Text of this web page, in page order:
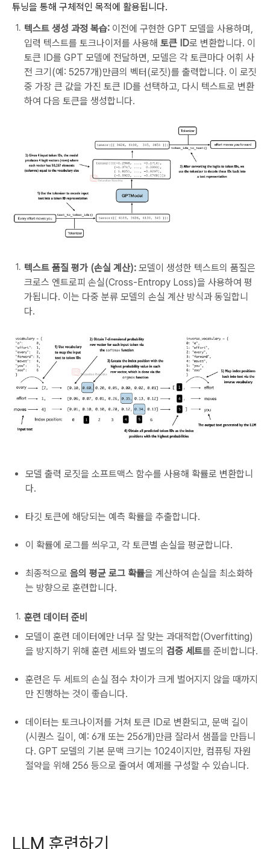
튜닝을 통해 구체적인 목적에 활용됩니다.
텍스트 생성 과정 복습: 이전에 구현한 GPT 모델을 사용하며,
입력 텍스트를 토크나이저를 사용해 토큰 ID로 변환합니다. 이
토큰 ID를 GPT 모델에 전달하면, 모델은 각 토큰마다 어휘 사
전 크기(예: 5257개)만큼의 벡터(로짓)를 출력합니다. 이 로짓
중 가장 큰 값을 가진 토큰 ID를 선택하고, 다시 텍스트로 변환
하여 다음 토큰을 생성합니다.
텍스트 품질 평가 (손실 계산): 모델이 생성한 텍스트의 품질은
크로스 엔트로피 손실(Cross-Entropy Loss)을 사용하여 평
가됩니다. 이는 다중 분류 모델의 손실 계산 방식과 동일합니
다.
모델 출력 로짓을 소프트맥스 함수를 사용해 확률로 변환합니
다.
타깃 토큰에 해당되는 예측 확률을 추출합니다.
이 확률에 로그를 씌우고, 각 토큰별 손실을 평균합니다.
최종적으로 음의 평균 로그 확률을 계산하여 손실을 최소화하
는 방향으로 훈련합니다.
훈련 데이터 준비
모델이 훈련 데이터에만 너무 잘 맞는 과대적합(Overfitting)
을 방지하기 위해 훈련 세트와 별도의 검증 세트를 준비합니다.
훈련은 두 세트의 손실 점수 차이가 크게 벌어지지 않을 때까지
만 진행하는 것이 좋습니다.
데이터는 토크나이저를 거쳐 토큰 ID로 변환되고, 문맥 길이
(시퀀스 길이, 예: 6개 또는 256개)만큼 잘라서 샘플을 만듭니
다. GPT 모델의 기본 문맥 크기는 1024이지만, 컴퓨팅 자원
절약을 위해 256 등으로 줄여서 예제를 구성할 수 있습니다.
LLM 훈련하기